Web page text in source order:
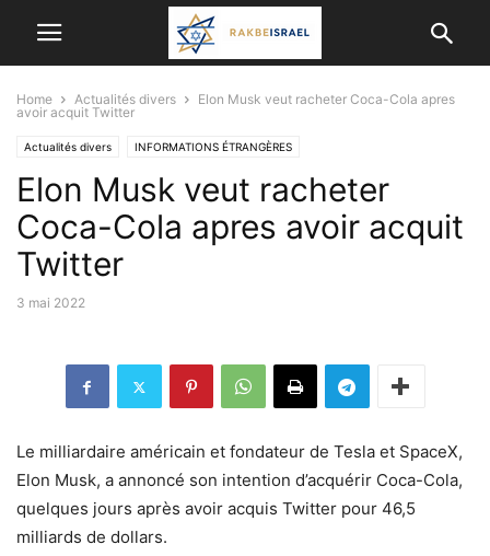
Home Actualités divers
Elon Musk veut racheter Coca-Cola apres
avoir acquit Twitter
Actualités divers INFORMATIONS ÉTRANGÈRES
Elon Musk veut racheter
Coca-Cola apres avoir acquit
Twitter
3 mai 2022
Le milliardaire américain et fondateur de Tesla et SpaceX,
Elon Musk, a annoncé son intention d’acquérir Coca-Cola,
quelques jours après avoir acquis Twitter pour 46,5
milliards de dollars.